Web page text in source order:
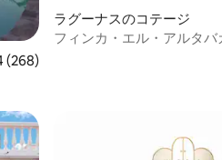
ー268件、5つ星中4.74つ星の平均
(268)
ラグーナスのコテージ
フィンカ・エル・アルタバ